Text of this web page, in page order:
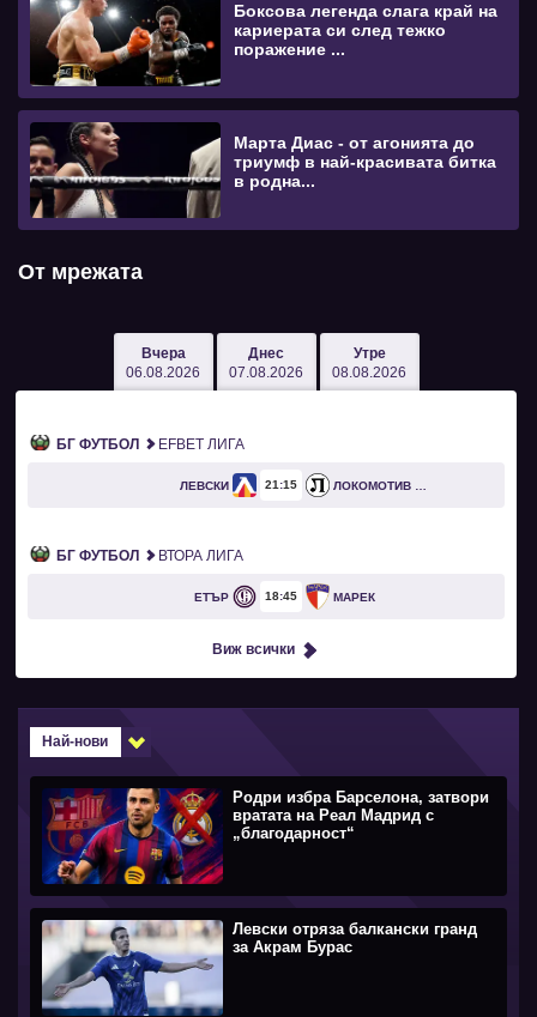
Боксова легенда слага край на
кариерата си след тежко
поражение ...
Марта Диас - от агонията до
триумф в най-красивата битка
в родна...
От мрежата
Вчера
06.08.2026
Днес
07.08.2026
Утре
08.08.2026
БГ ФУТБОЛ EFBET ЛИГА
ЛЕВСКИ 21 15
БГ ФУТБОЛ ВТОРА ЛИГА
ЕТЪР 18 45 МАРЕК
Виж всички
Най-нови
Родри избра Барселона, затвори
вратата на Реал Мадрид с
„благодарност“
Левски отряза балкански гранд
за Акрам Бурас